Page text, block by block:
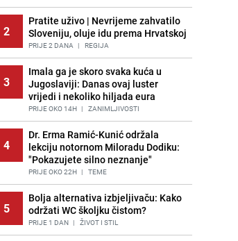
2
Pratite uživo | Nevrijeme zahvatilo
Sloveniju, oluje idu prema Hrvatskoj
PRIJE 2 DANA | REGIJA
3
Imala ga je skoro svaka kuća u
Jugoslaviji: Danas ovaj luster
vrijedi i nekoliko hiljada eura
PRIJE OKO 14H | ZANIMLJIVOSTI
4
Dr. Erma Ramić-Kunić održala
lekciju notornom Miloradu Dodiku:
"Pokazujete silno neznanje"
PRIJE OKO 22H | TEME
5
Bolja alternativa izbjeljivaču: Kako
održati WC školjku čistom?
PRIJE 1 DAN | ŽIVOT I STIL